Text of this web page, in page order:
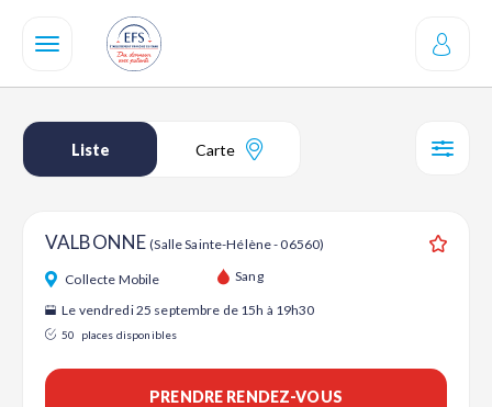
contenu
Liste Carte
VALBONNE(Salle Sainte-Hélène - 06560)
Collecte Mobile Sang
Le vendredi 25 septembre de 15h à 19h30
50 places disponibles
PRENDRE RENDEZ-VOUS